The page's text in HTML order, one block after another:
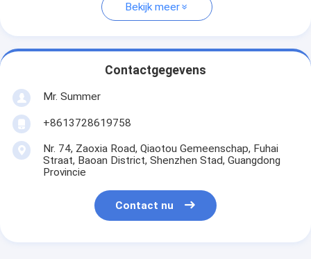
Bekijk meer
Contactgegevens
Mr. Summer
+8613728619758
Nr. 74, Zaoxia Road, Qiaotou Gemeenschap, Fuhai
Straat, Baoan District, Shenzhen Stad, Guangdong
Provincie
Contact nu